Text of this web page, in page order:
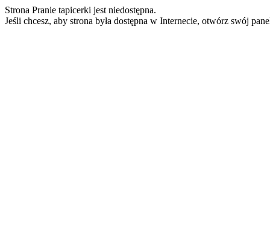
Strona Pranie tapicerki jest niedostępna.
Jeśli chcesz, aby strona była dostępna w Internecie, otwórz swój